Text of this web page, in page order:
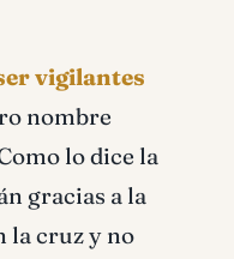
vigilantes
nombre
lo dice la
gracias a la
la cruz y no